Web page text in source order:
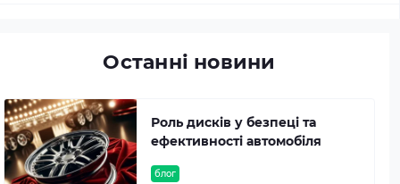
Останні новини
блог
Роль дисків у безпеці та
ефективності автомобіля